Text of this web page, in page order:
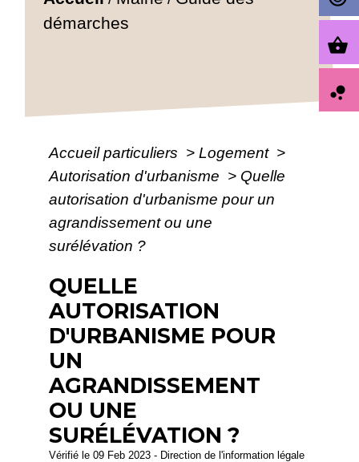
démarches
Accueil particuliers > Logement >
Autorisation d'urbanisme > Quelle
autorisation d'urbanisme pour un
agrandissement ou une
surélévation ?
QUELLE
AUTORISATION
D'URBANISME POUR
UN
AGRANDISSEMENT
OU UNE
SURÉLÉVATION ?
Vérifié le 09 Feb 2023 - Direction de l'information légale
shopping_basket
bubble_chart